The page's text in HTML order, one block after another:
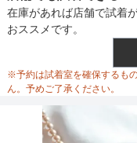
裏地
ウエスト調整
備考
在庫があれば店舗で試着
おススメです。
※予約は試着室を確保するも
ん。予めご了承ください。